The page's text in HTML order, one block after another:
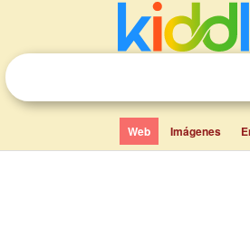
Web Imágenes